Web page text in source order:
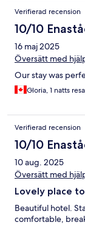
Verifierad recension
10/10
16 maj 2025
Översätt med
Our stay was
Gloria, 1 natts resa
Verifierad recension
10/10
10 aug. 2025
Översätt med
Lovely place
Beautiful hotel.
comfortable,